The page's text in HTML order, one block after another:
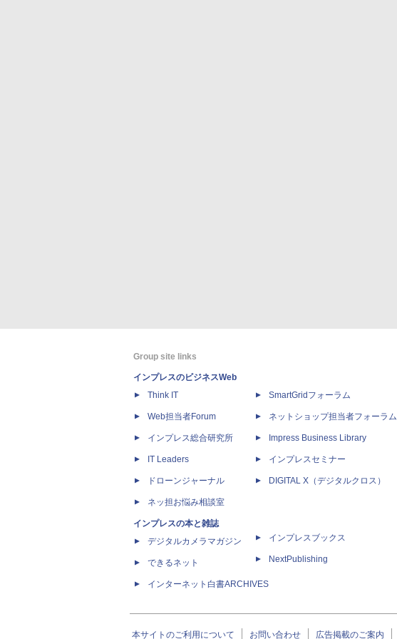
Group site links
インプレスのビジネスWeb
Think IT
Web担当者Forum
インプレス総合研究所
IT Leaders
ドローンジャーナル
ネッ担お悩み相談室
インプレスの本と雑誌
デジタルカメラマガジン
できるネット
インターネット白書ARCHIVES
SmartGridフォーラム
ネットショップ担当者フォーラム
Impress Business Library
インプレスセミナー
DIGITAL X（デジタルクロス）
インプレスブックス
NextPublishing
本サイトのご利用について お問い合わせ 広告掲載のご案内